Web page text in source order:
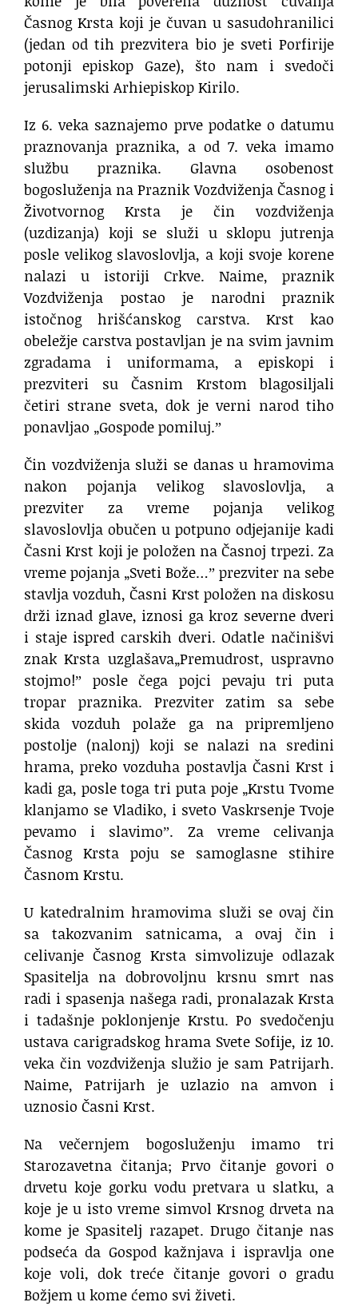
Časnog Krsta koji je čuvan u sasudohranilici
(jedan od tih prezvitera bio je sveti Porfirije
potonji episkop Gaze), što nam i svedoči
jerusalimski Arhiepiskop Kirilo.
Iz 6. veka saznajemo prve podatke o datumu
praznovanja praznika, a od 7. veka imamo
službu praznika. Glavna osobenost
bogosluženja na Praznik Vozdviženja Časnog i
Životvornog Krsta je čin vozdviženja
(uzdizanja) koji se služi u sklopu jutrenja
posle velikog slavoslovlja, a koji svoje korene
nalazi u istoriji Crkve. Naime, praznik
Vozdviženja postao je narodni praznik
istočnog hrišćanskog carstva. Krst kao
obeležje carstva postavljan je na svim javnim
zgradama i uniformama, a episkopi i
prezviteri su Časnim Krstom blagosiljali
četiri strane sveta, dok je verni narod tiho
ponavljao „Gospode pomiluj.ˮ
Čin vozdviženja služi se danas u hramovima
nakon pojanja velikog slavoslovlja, a
prezviter za vreme pojanja velikog
slavoslovlja obučen u potpuno odjejanije kadi
Časni Krst koji je položen na Časnoj trpezi. Za
vreme pojanja „Sveti Bože…ˮ prezviter na sebe
stavlja vozduh, Časni Krst položen na diskosu
drži iznad glave, iznosi ga kroz severne dveri
i staje ispred carskih dveri. Odatle načinišvi
znak Krsta uzglašava„Premudrost, uspravno
stojmo!ˮ posle čega pojci pevaju tri puta
tropar praznika. Prezviter zatim sa sebe
skida vozduh polaže ga na pripremljeno
postolje (nalonj) koji se nalazi na sredini
hrama, preko vozduha postavlja Časni Krst i
kadi ga, posle toga tri puta poje „Krstu Tvome
klanjamo se Vladiko, i sveto Vaskrsenje Tvoje
pevamo i slavimoˮ. Za vreme celivanja
Časnog Krsta poju se samoglasne stihire
Časnom Krstu.
U katedralnim hramovima služi se ovaj čin
sa takozvanim satnicama, a ovaj čin i
celivanje Časnog Krsta simvolizuje odlazak
Spasitelja na dobrovoljnu krsnu smrt nas
radi i spasenja našega radi, pronalazak Krsta
i tadašnje poklonjenje Krstu. Po svedočenju
ustava carigradskog hrama Svete Sofije, iz 10.
veka čin vozdviženja služio je sam Patrijarh.
Naime, Patrijarh je uzlazio na amvon i
uznosio Časni Krst.
Na večernjem bogosluženju imamo tri
Starozavetna čitanja; Prvo čitanje govori o
drvetu koje gorku vodu pretvara u slatku, a
koje je u isto vreme simvol Krsnog drveta na
kome je Spasitelj razapet. Drugo čitanje nas
podseća da Gospod kažnjava i ispravlja one
koje voli, dok treće čitanje govori o gradu
Božjem u kome ćemo svi živeti.